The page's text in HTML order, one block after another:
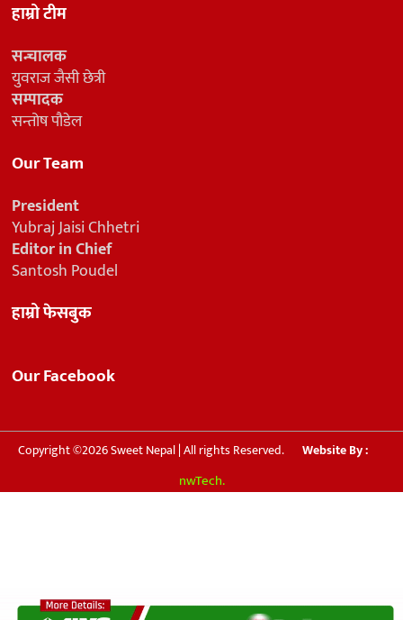
हाम्रो टीम
सन्चालक
युवराज जैसी छेत्री
सम्पादक
सन्तोष पौडेल
Our Team
President
Yubraj Jaisi Chhetri
Editor in Chief
Santosh Poudel
हाम्रो फेसबुक
Our Facebook
Copyright ©2026 Sweet Nepal | All rights Reserved. Website By :
nwTech.